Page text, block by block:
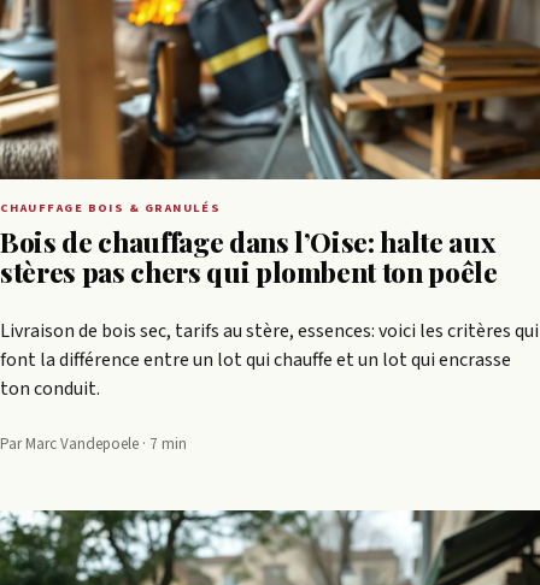
CHAUFFAGE BOIS & GRANULÉS
Bois de chauffage dans l’Oise: halte aux
stères pas chers qui plombent ton poêle
Livraison de bois sec, tarifs au stère, essences: voici les critères qui
font la différence entre un lot qui chauffe et un lot qui encrasse
ton conduit.
Par Marc Vandepoele · 7 min